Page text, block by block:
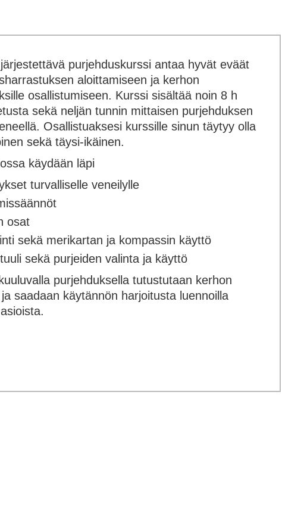
purjehduskurssi antaa hyvät eväät
aloittamiseen ja kerhon
osallistumiseen. Kurssi sisältää noin 8 h
sekä neljän tunnin mittaisen purjehduksen
Osallistuaksesi kurssille sinun täytyy olla
sekä täysi-ikäinen.
käydään läpi
turvalliselle veneilylle
osat
sekä merikartan ja kompassin käyttö
sekä purjeiden valinta ja käyttö
purjehduksella tutustutaan kerhon
saadaan käytännön harjoitusta luennoilla